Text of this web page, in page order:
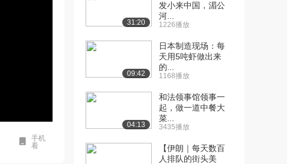
手机
看
31:20
发小来中国，湄公
河...
1226播放
09:42
日本制造现场：每
天用5吨虾做出来
的...
1168播放
04:13
和法领事馆领事一
起，做一道中餐大
菜...
3435播放
【伊朗｜每天数百
人排队的街头美